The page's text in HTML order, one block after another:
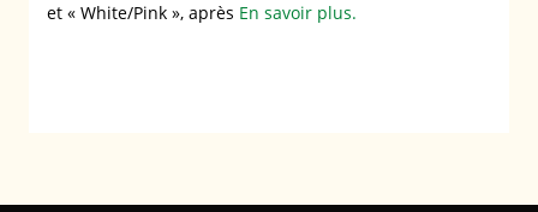
et « White/Pink », après En savoir plus.